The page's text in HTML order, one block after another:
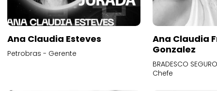
Ana Claudia Esteves
Petrobras - Gerente
Ana Claudia
Gonzalez
BRADESCO
Chefe